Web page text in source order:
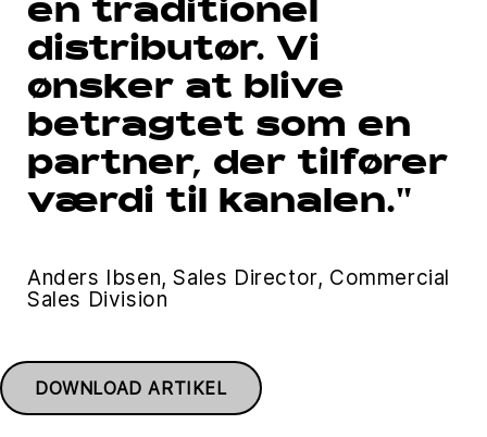
en traditionel
distributør. Vi
ønsker at blive
betragtet som en
partner, der tilfører
værdi til kanalen."
Anders Ibsen, Sales Director, Commercial
Sales Division
DOWNLOAD ARTIKEL